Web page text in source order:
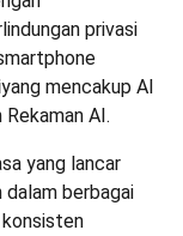
privasi
yang mencakup AI
AI.
yang lancar
berbagai
konsisten